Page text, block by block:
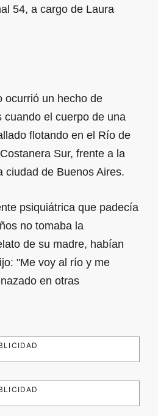
54, a cargo de Laura
ocurrió un hecho de
el cuerpo de una
flotando en el Río de
Sur, frente a la
ciudad de Buenos Aires.
psiquiátrica que padecía
no tomaba la
de su madre, habían
"Me voy al río y me
en otras